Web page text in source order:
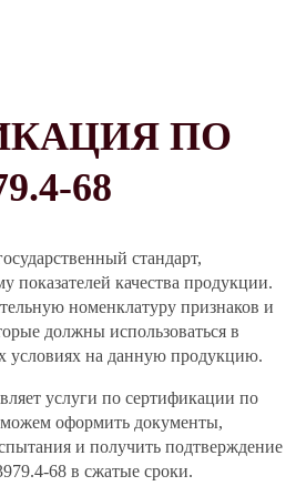
ПО
68
стандарт,
показателей качества продукции.
номенклатуру признаков и
должны использоваться в
условиях на данную продукцию.
услуги по сертификации по
оформить документы,
и получить подтверждение
68 в сжатые сроки.